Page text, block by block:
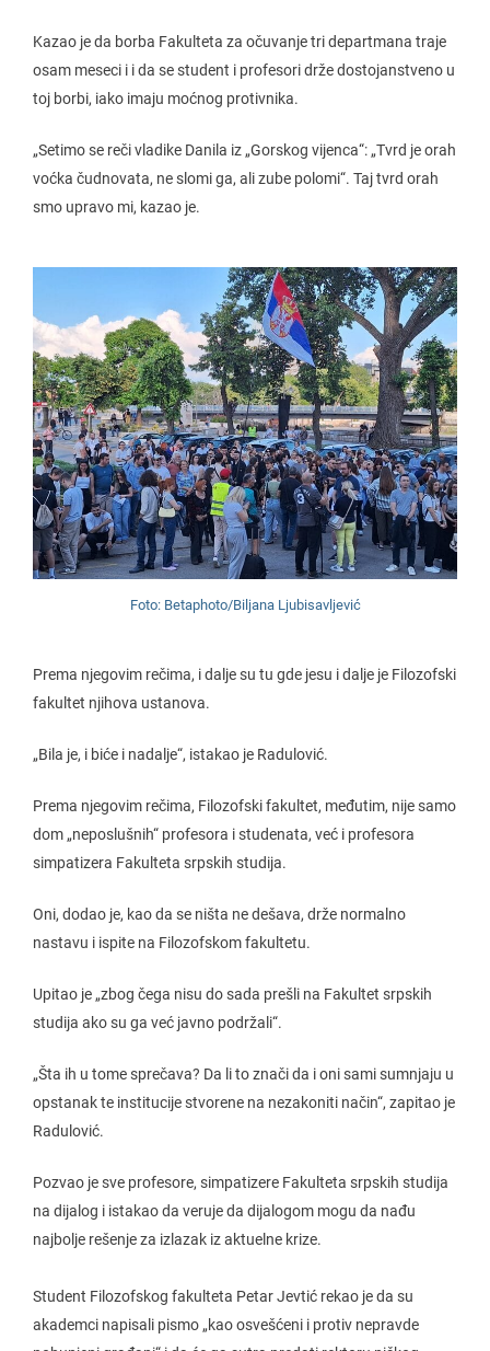
Kazao je da borba Fakulteta za očuvanje tri departmana traje
osam meseci i i da se student i profesori drže dostojanstveno u
toj borbi, iako imaju moćnog protivnika.
„Setimo se reči vladike Danila iz „Gorskog vijenca“: „Tvrd je orah
voćka čudnovata, ne slomi ga, ali zube polomi“. Taj tvrd orah
smo upravo mi, kazao je.
Foto: Betaphoto/Biljana Ljubisavljević
Prema njegovim rečima, i dalje su tu gde jesu i dalje je Filozofski
fakultet njihova ustanova.
„Bila je, i biće i nadalje“, istakao je Radulović.
Prema njegovim rečima, Filozofski fakultet, međutim, nije samo
dom „neposlušnih“ profesora i studenata, već i profesora
simpatizera Fakulteta srpskih studija.
Oni, dodao je, kao da se ništa ne dešava, drže normalno
nastavu i ispite na Filozofskom fakultetu.
Upitao je „zbog čega nisu do sada prešli na Fakultet srpskih
studija ako su ga već javno podržali“.
„Šta ih u tome sprečava? Da li to znači da i oni sami sumnjaju u
opstanak te institucije stvorene na nezakoniti način“, zapitao je
Radulović.
Pozvao je sve profesore, simpatizere Fakulteta srpskih studija
na dijalog i istakao da veruje da dijalogom mogu da nađu
najbolje rešenje za izlazak iz aktuelne krize.
Student Filozofskog fakulteta Petar Jevtić rekao je da su
akademci napisali pismo „kao osvešćeni i protiv nepravde